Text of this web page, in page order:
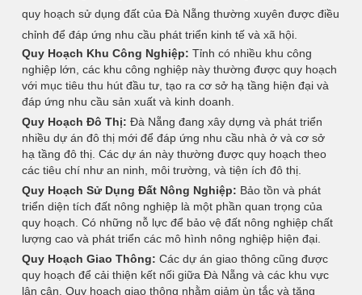
quy hoạch sử dụng đất của Đà Nẵng thường xuyên được điều
chỉnh để đáp ứng nhu cầu phát triển kinh tế và xã hội.
Quy Hoạch Khu Công Nghiệp: Tỉnh có nhiều khu công
nghiệp lớn, các khu công nghiệp này thường được quy hoạch
với mục tiêu thu hút đầu tư, tạo ra cơ sở hạ tầng hiện đại và
đáp ứng nhu cầu sản xuất và kinh doanh.
Quy Hoạch Đô Thị: Đà Nẵng đang xây dựng và phát triển
nhiều dự án đô thị mới để đáp ứng nhu cầu nhà ở và cơ sở
hạ tầng đô thị. Các dự án này thường được quy hoạch theo
các tiêu chí như an ninh, môi trường, và tiện ích đô thị.
Quy Hoạch Sử Dụng Đất Nông Nghiệp: Bảo tồn và phát
triển diện tích đất nông nghiệp là một phần quan trọng của
quy hoạch. Có những nỗ lực để bảo vệ đất nông nghiệp chất
lượng cao và phát triển các mô hình nông nghiệp hiện đại.
Quy Hoạch Giao Thông: Các dự án giao thông cũng được
quy hoạch để cải thiện kết nối giữa Đà Nẵng và các khu vực
lân cận. Quy hoạch giao thông nhằm giảm ùn tắc và tăng